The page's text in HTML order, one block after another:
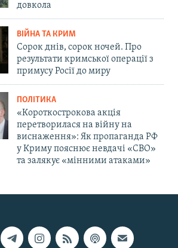
довкола
ВІЙНА ТА КРИМ
Сорок днів, сорок ночей. Про
результати кримської операції з
примусу Росії до миру
ПОЛІТИКА
«Короткострокова акція
перетворилася на війну на
виснаження»: Як пропаганда РФ
у Криму пояснює невдачі «СВО»
та залякує «мінними атаками»